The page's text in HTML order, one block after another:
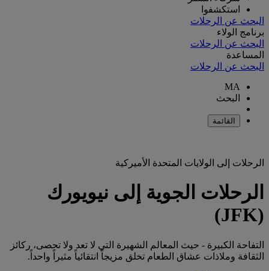
استكشفوا
البحث عن الرحلات
برنامج الولاء
البحث عن الرحلات
المساعدة
البحث عن الرحلات
MA
البحث
القائمة
الرحلات إلى الولايات المتحدة الأميركية
الرحلات الجوية إلى نيويورك
(JFK)
التفاحة الكبيرة - حيث المعالم الشهيرة التي لا تعد ولا تحصى، ركائز
الثقافة وملاذات عشاق الطعام تخلق مزيجاً انتقائياً مثيراً واحداً.